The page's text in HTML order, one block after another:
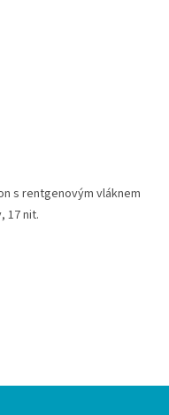
s rentgenovým vláknem
17 nit.